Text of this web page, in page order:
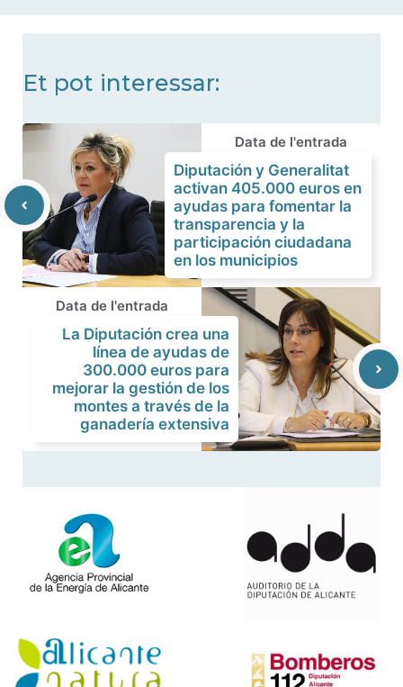
Et pot interessar:
Data de l'entrada
Diputación y Generalitat
activan 405.000 euros en
ayudas para fomentar la
transparencia y la
participación ciudadana
en los municipios
Data de l'entrada
La Diputación crea una
línea de ayudas de
300.000 euros para
mejorar la gestión de los
montes a través de la
ganadería extensiva